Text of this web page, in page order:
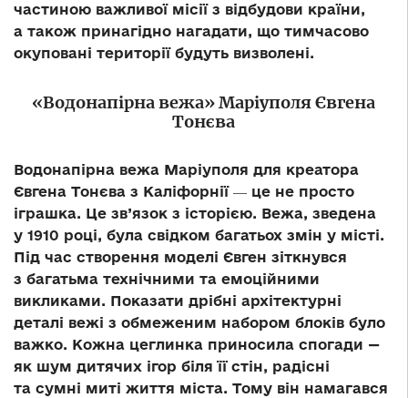
частиною важливої місії з відбудови країни,
а також принагідно нагадати, що тимчасово
окуповані території будуть визволені.
«Водонапірна вежа» Маріуполя Євгена
Тонєва
Водонапірна вежа Маріуполя для креатора
Євгена Тонєва з Каліфорнії ― це не просто
іграшка. Це зв’язок з історією. Вежа, зведена
у 1910 році, була свідком багатьох змін у місті.
Під час створення моделі Євген зіткнувся
з багатьма технічними та емоційними
викликами. Показати дрібні архітектурні
деталі вежі з обмеженим набором блоків було
важко. Кожна цеглинка приносила спогади —
як шум дитячих ігор біля її стін, радісні
та сумні миті життя міста. Тому він намагався